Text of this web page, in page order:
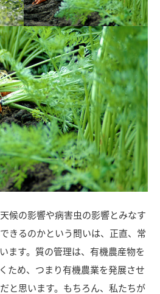
候の影響や病害虫の影響とみなす
きるのかという問いは、正直、常
ます。質の管理は、有機農産物を
ため、つまり有機農業を発展させ
と思います。もちろん、私たちが